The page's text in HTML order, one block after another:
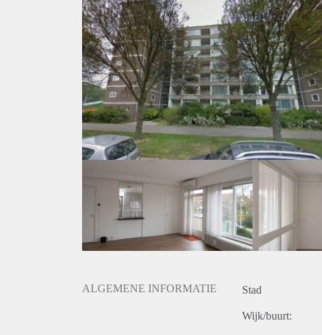
Geschikt voor studenten: Afhankelijk van de Eigenaar
ALGEMENE INFORMATIE Stad
Wijk/buurt: